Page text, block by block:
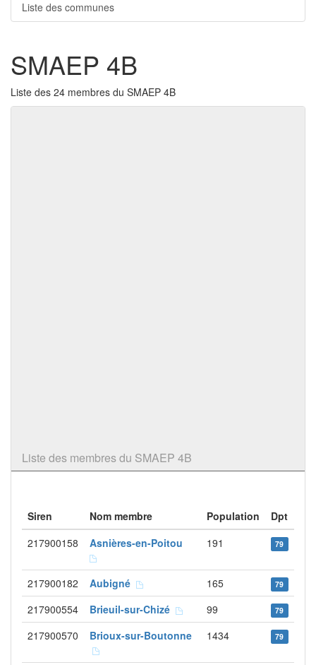
Liste des communes
SMAEP 4B
Liste des 24 membres du SMAEP 4B
Liste des membres du SMAEP 4B
Siren Nom membre Population
Dpt
217900158
Asnières-en-Poitou 191 79
217900182 Aubigné 165 79
217900554 Brieuil-sur-Chizé 99 79
217900570 Brioux-sur-Boutonne 1434 79